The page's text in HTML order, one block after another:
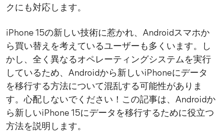
クにも対応します。
iPhone 15の新しい技術に惹かれ、Androidスマホか
ら買い替えを考えているユーザーも多くいます。し
かし、全く異なるオペレーティングシステムを実行
しているため、Androidから新しいiPhoneにデータ
を移行する方法について混乱する可能性がありま
す。心配しないでください！この記事は、Androidか
ら新しいiPhone 15にデータを移行するために役立つ
方法を説明します。